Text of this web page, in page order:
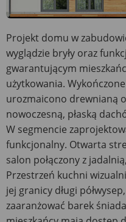
Projekt domu w
wyglądzie bryły oraz
gwarantującym
użytkowania.
urozmaicono drewnianą
nowoczesną, płaską
W segmencie
funkcjonalny. Otwarta
salon połączony z
Przestrzeń kuchni
jej granicy długi
zaaranżować barek